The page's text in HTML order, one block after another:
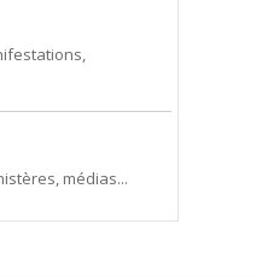
médias...